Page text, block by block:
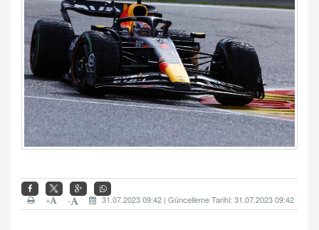
31.07.2023 09:42 | Güncelleme Tarihi: 31.07.2023 09:42
-
+